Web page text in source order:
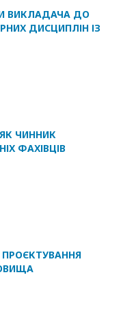
ВИКЛАДАЧА ДО
ДИСЦИПЛІН ІЗ
ЧИННИК
ФАХІВЦІВ